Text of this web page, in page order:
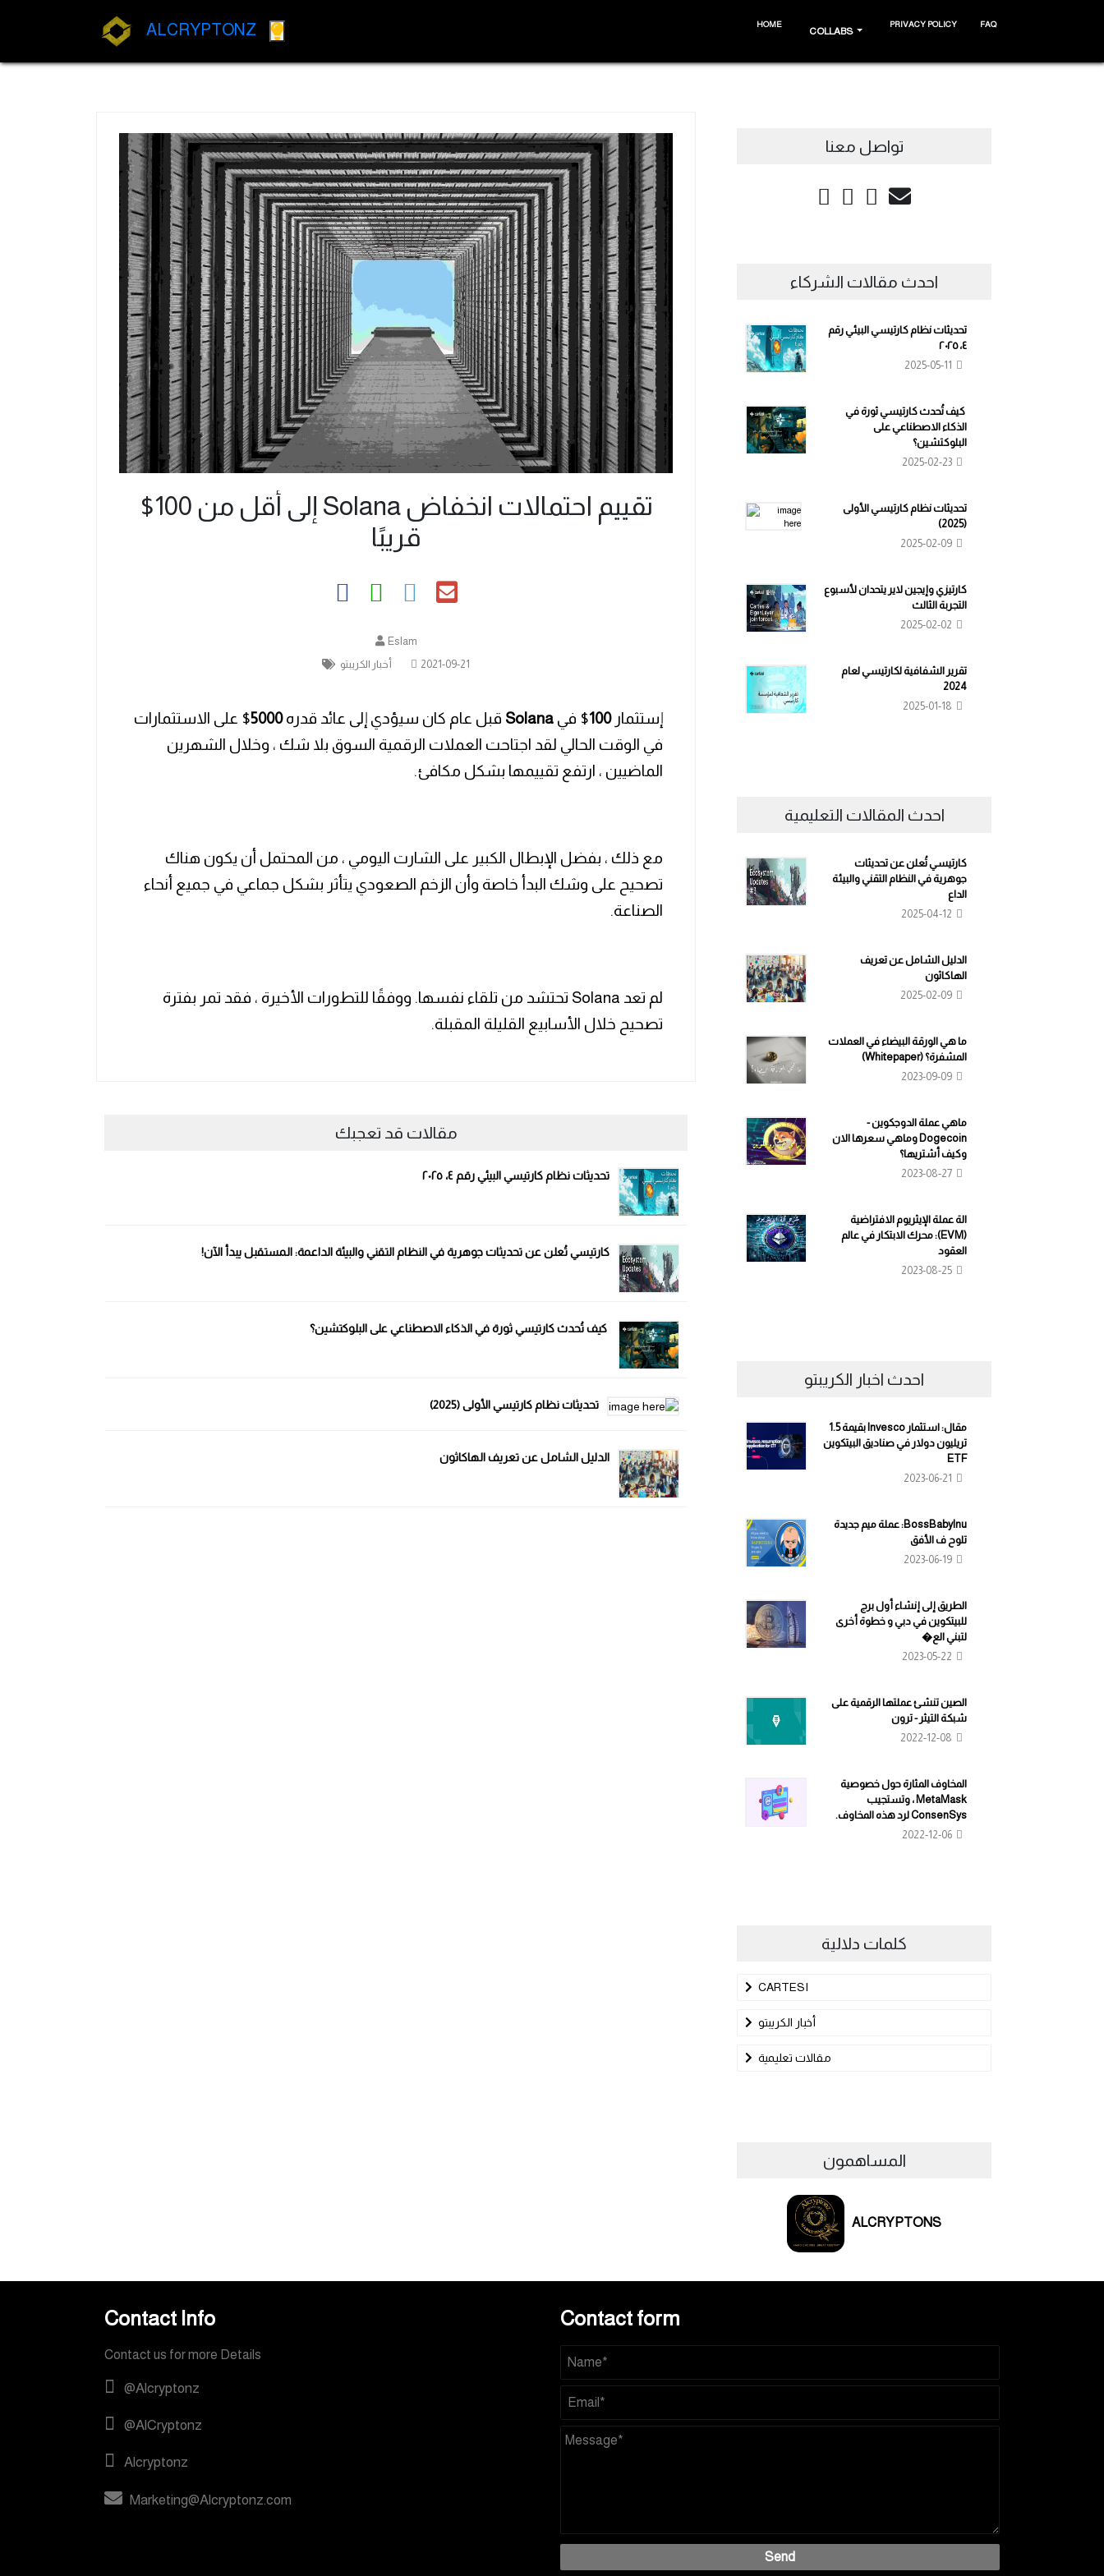
ALCRYPTONZ HOME
COLLABS
PRIVACY POLICY FAQ
تقييم احتمالات انخفاض Solana إلى أقل من 100$
قريبًا
Eslam
2021-09-21
أخبار الكريبتو
إستثمار100$ في Solana قبل عام كان سيؤدي إلى عائد قدره5000$ على الاستثمارات
في الوقت الحالي لقد اجتاحت العملات الرقمية السوق بلا شك ، وخلال الشهرين
الماضيين ، ارتفع تقييمها بشكل مكافئ.
مع ذلك ، بفضل الإبطال الكبير على الشارت اليومي ، من المحتمل أن يكون هناك
تصحيح على وشك البدأ خاصة وأن الزخم الصعودي يتأثر بشكل جماعي في جميع أنحاء
الصناعة.
لم تعد Solana تحتشد من تلقاء نفسها. ووفقًا للتطورات الأخيرة ، فقد تمر بفترة
تصحيح خلال الأسابيع القليلة المقبلة.
مقالات قد تعجبك
تحديثات نظام كارتيسي البيئي رقم ٤، ٢٠٢٥
كارتيسي تُعلن عن تحديثات جوهرية في النظام التقني والبيئة الداعمة: المستقبل يبدأ الآن!
كيف تُحدث كارتيسي ثورة في الذكاء الاصطناعي على البلوكتشين؟
تحديثات نظام كارتيسي الأولى (2025)
الدليل الشامل عن تعريف الهاكاثون
تواصل معنا
احدث مقالات الشركاء
تحديثات نظام كارتيسي البيئي رقم
٤، ٢٠٢٥
2025-05-11
كيف تُحدث كارتيسي ثورة في
الذكاء الاصطناعي على
البلوكتشين؟
2025-02-23
تحديثات نظام كارتيسي الأولى
(2025)
2025-02-09
كارتيزي وإيجين لاير يتحدان لأسبوع
التجربة الثالث
2025-02-02
تقرير الشفافية لكارتيسي لعام
2024
2025-01-18
احدث المقالات التعليمية
كارتيسي تُعلن عن تحديثات
جوهرية في النظام التقني والبيئة
الداع
2025-04-12
الدليل الشامل عن تعريف
الهاكاثون
2025-02-09
ما هي الورقة البيضاء في العملات
المشفرة؟ (Whitepaper)
2023-09-09
ماهي عملة الدوجكوين -
Dogecoin وماهي سعرها الان
وكيف أشتريها؟
2023-08-27
الة عملة الإيثريوم الافتراضية
(EVM): محرك الابتكار في عالم
العقود
2023-08-25
احدث اخبار الكريبتو
مقال: استثمار Invesco بقيمة 1.5
تريليون دولار في صناديق البيتكوين
ETF
2023-06-21
BossBabyInu: عملة ميم جديدة
تلوح ف الأفق
2023-06-19
الطريق إلى إنشاء أول برج
للبيتكوين في دبي و خطوة أخرى
لتبني الع�
2023-05-22
الصين تنشئ عملتها الرقمية على
شبكة التيثر - ترون
2022-12-08
المخاوف المثارة حول خصوصية
MetaMask ، وتستجيب
ConsenSys لرد هذه المخاوف.
2022-12-06
كلمات دلالية
CARTESI
أخبار الكريبتو
مقالات تعليمية
المساهمون
ALCRYPTONS
Contact Info
Contact us for more Details
@Alcryptonz
@AlCryptonz
Alcryptonz
Marketing@Alcryptonz.com
Contact form
Send